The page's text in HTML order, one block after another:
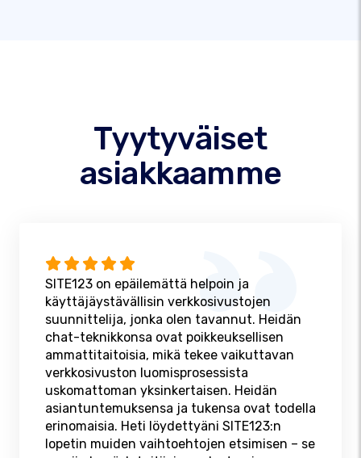
Tyytyväiset
asiakkaamme
SITE123 on epäilemättä helpoin ja
käyttäjäystävällisin verkkosivustojen
suunnittelija, jonka olen tavannut. Heidän
chat-teknikkonsa ovat poikkeuksellisen
ammattitaitoisia, mikä tekee vaikuttavan
verkkosivuston luomisprosessista
uskomattoman yksinkertaisen. Heidän
asiantuntemuksensa ja tukensa ovat todella
erinomaisia. Heti löydettyäni SITE123:n
lopetin muiden vaihtoehtojen etsimisen – se